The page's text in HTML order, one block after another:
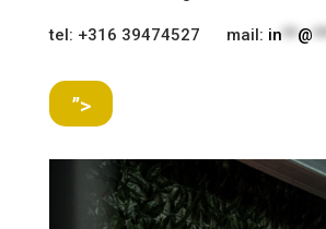
tel: +316 39474527 mail: in**@
”>